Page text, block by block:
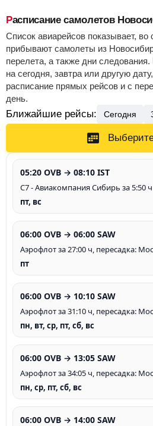
Расписание самолетов
Список авиарейсов показывает,
прибывают самолеты из
перелета, а также дни
на сегодня, завтра или другую
расписание прямых рейсов и с
день.
Ближайшие рейсы: Сегодня
05:20 OVB → 08:10 IST
С7 - Авиакомпания Сибирь за 5:50 ч
пт, вс
06:00 OVB → 06:00 SAW
Аэрофлот за 27:00 ч, пересадка:
пт
06:00 OVB → 10:10 SAW
Аэрофлот за 31:10 ч, пересадка:
пн, вт, ср, пт, сб, вс
06:00 OVB → 13:05 SAW
Аэрофлот за 34:05 ч, пересадка:
пн, ср, пт, сб, вс
06:00 OVB → 14:00 SAW